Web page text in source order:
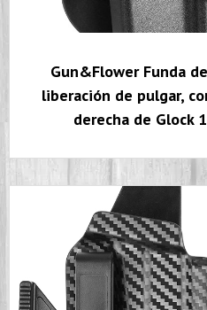
Gun&Flower Funda
liberación de pulgar,
derecha de Glock